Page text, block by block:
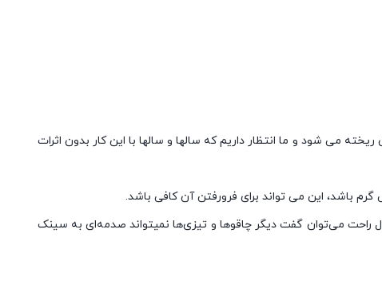
می شود و ما انتظار داریم که سالها و سالها با این کار بدون اثرات
باشد، این می تواند برای فرورفتن آن کافی باشد.
می‌توان گفت دیگر چاقوها و تیزی‌ها نمیتواند صدمه‌ای به سینک